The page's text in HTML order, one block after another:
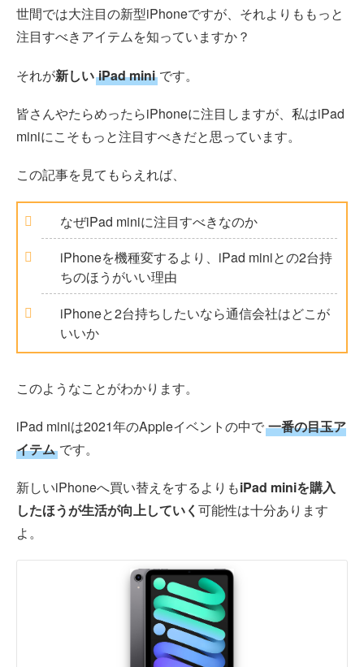
世間では大注目の新型iPhoneですが、それよりももっと
注目すべきアイテムを知っていますか？
それが新しい iPad mini です。
皆さんやたらめったらiPhoneに注目しますが、私はiPad
miniにこそもっと注目すべきだと思っています。
この記事を見てもらえれば、
なぜiPad miniに注目すべきなのか
iPhoneを機種変するより、iPad miniとの2台持
ちのほうがいい理由
iPhoneと2台持ちしたいなら通信会社はどこが
いいか
このようなことがわかります。
iPad miniは2021年のAppleイベントの中で 一番の目玉ア
イテム です。
新しいiPhoneへ買い替えをするよりもiPad miniを購入
したほうが生活が向上していく 可能性は十分あります
よ。